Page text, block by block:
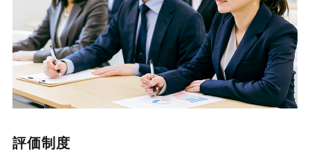
評価制度